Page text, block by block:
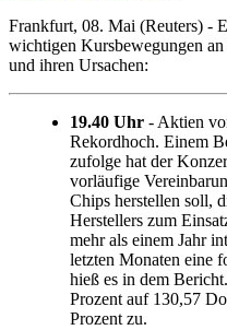
Frankfurt, 08. Mai (Reuters) -
wichtigen Kursbewegungen
und ihren Ursachen:
19.40 Uhr - Aktien
Rekordhoch. Einem
zufolge hat der
vorläufige
Chips herstellen soll,
Herstellers zum
mehr als einem Jahr
letzten Monaten eine
hieß es in dem
Prozent auf 130,57
Prozent zu.